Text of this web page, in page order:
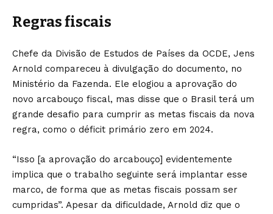
Regras fiscais
Chefe da Divisão de Estudos de Países da OCDE, Jens
Arnold compareceu à divulgação do documento, no
Ministério da Fazenda. Ele elogiou a aprovação do
novo arcabouço fiscal, mas disse que o Brasil terá um
grande desafio para cumprir as metas fiscais da nova
regra, como o déficit primário zero em 2024.
“Isso [a aprovação do arcabouço] evidentemente
implica que o trabalho seguinte será implantar esse
marco, de forma que as metas fiscais possam ser
cumpridas”. Apesar da dificuldade, Arnold diz que o